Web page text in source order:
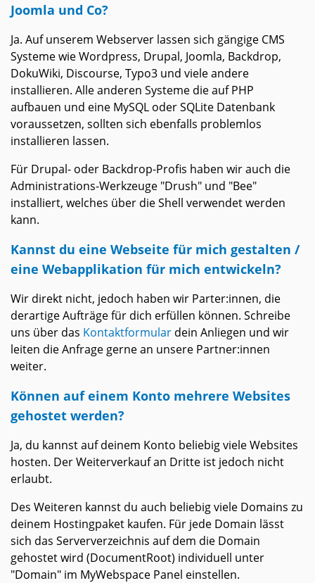
Joomla und Co?
Ja. Auf unserem Webserver lassen sich gängige CMS
Systeme wie Wordpress, Drupal, Joomla, Backdrop,
DokuWiki, Discourse, Typo3 und viele andere
installieren. Alle anderen Systeme die auf PHP
aufbauen und eine MySQL oder SQLite Datenbank
voraussetzen, sollten sich ebenfalls problemlos
installieren lassen.
Für Drupal- oder Backdrop-Profis haben wir auch die
Administrations-Werkzeuge "Drush" und "Bee"
installiert, welches über die Shell verwendet werden
kann.
Kannst du eine Webseite für mich gestalten /
eine Webapplikation für mich entwickeln?
Wir direkt nicht, jedoch haben wir Parter:innen, die
derartige Aufträge für dich erfüllen können. Schreibe
uns über das Kontaktformular dein Anliegen und wir
leiten die Anfrage gerne an unsere Partner:innen
weiter.
Können auf einem Konto mehrere Websites
gehostet werden?
Ja, du kannst auf deinem Konto beliebig viele Websites
hosten. Der Weiterverkauf an Dritte ist jedoch nicht
erlaubt.
Des Weiteren kannst du auch beliebig viele Domains zu
deinem Hostingpaket kaufen. Für jede Domain lässt
sich das Serververzeichnis auf dem die Domain
gehostet wird (DocumentRoot) individuell unter
"Domain" im MyWebspace Panel einstellen.